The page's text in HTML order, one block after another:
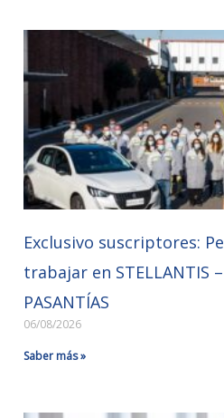
Exclusivo suscriptores:
trabajar en STELLANTIS –
PASANTÍAS
06/08/2026
Saber más »